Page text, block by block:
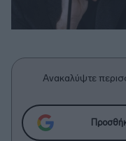
Ανακαλύψτε